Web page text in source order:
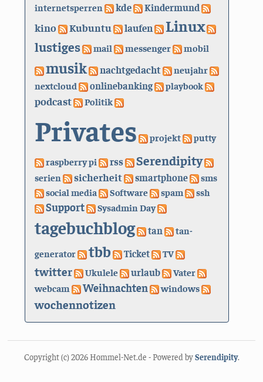
internetsperren kde Kindermund
kino Kubuntu laufen Linux
lustiges mail messenger mobil
musik nachtgedacht neujahr
nextcloud onlinebanking playbook
podcast Politik
Privates projekt putty
raspberry pi rss Serendipity
serien sicherheit smartphone
sms
social media
Software spam ssh
Support Sysadmin Day
tagebuchblog tan
tan-
generator
tbb Ticket TV
twitter Ukulele urlaub
Vater
webcam
Weihnachten windows
wochennotizen
Copyright (c) 2026 Hommel-Net.de - Powered bySerendipity.